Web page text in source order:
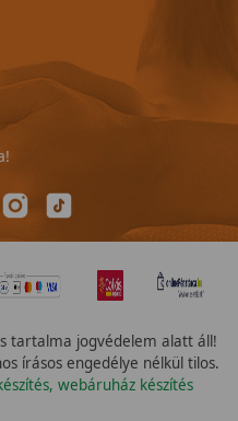
tartalma jogvédelem alatt áll!
írásos engedélye nélkül tilos.
webáruház készítés